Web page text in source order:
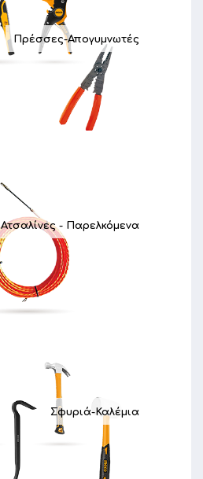
Πρέσσες-Απογυμνωτές
Ατσαλίνες - Παρελκόμενα
Σφυριά-Καλέμια